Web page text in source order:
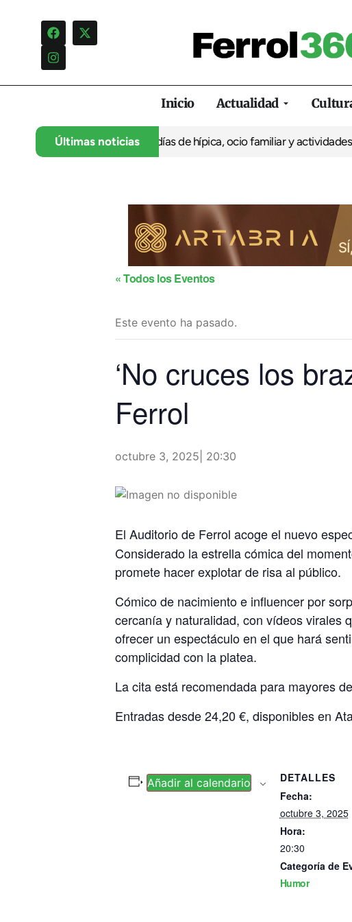
Inicio Actualidad
Últimas noticias
35º aniversario con cuatro días de hípica, ocio familiar y actividades
« Todos los Eventos
Este evento ha pasado.
‘No cruces los
Ferrol
octubre 3, 2025| 20:30
El Auditorio de Ferrol acoge el nuevo
Considerado la estrella cómica del
promete hacer explotar de risa al público.
Cómico de nacimiento e influencer por
cercanía y naturalidad, con vídeos virales
ofrecer un espectáculo en el que hará
complicidad con la platea.
La cita está recomendada para mayores
Entradas desde 24,20 €, disponibles en
Añadir al calendario
DETALLES
Fecha:
octubre 3, 2025
Hora:
20:30
Categoría de
Humor